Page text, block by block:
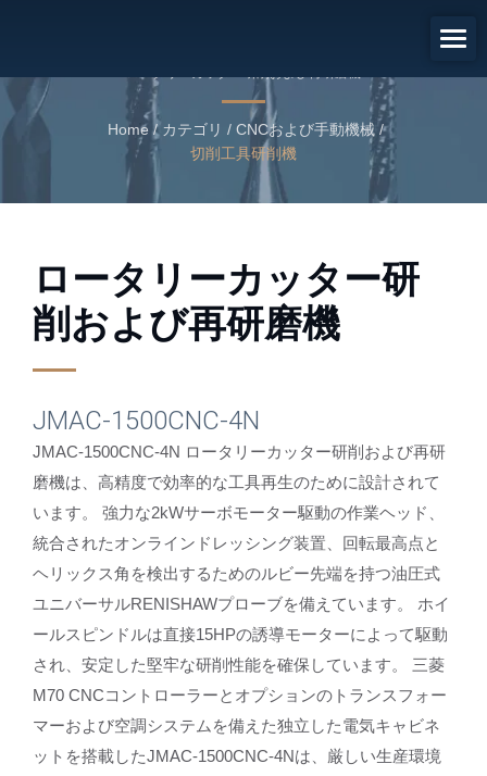
再研磨機
Home / カテゴリ / CNCおよび手動機械 /
切削工具研削機
ロータリーカッター研
削および再研磨機
JMAC-1500CNC-4N
JMAC-1500CNC-4N ロータリーカッター研削および再研
磨機は、高精度で効率的な工具再生のために設計されて
います。 強力な2kWサーボモーター駆動の作業ヘッド、
統合されたオンラインドレッシング装置、回転最高点と
ヘリックス角を検出するためのルビー先端を持つ油圧式
ユニバーサルRENISHAWプローブを備えています。 ホイ
ールスピンドルは直接15HPの誘導モーターによって駆動
され、安定した堅牢な研削性能を確保しています。 三菱
M70 CNCコントローラーとオプションのトランスフォー
マーおよび空調システムを備えた独立した電気キャビネ
ットを搭載したJMAC-1500CNC-4Nは、厳しい生産環境